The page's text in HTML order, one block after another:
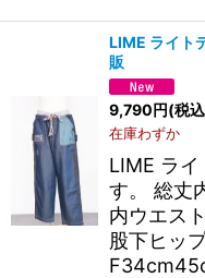
LIME ライト
販
9,790円(税
在庫わずか
LIME ラ
す。 総丈
内ウエス
股下ヒッ